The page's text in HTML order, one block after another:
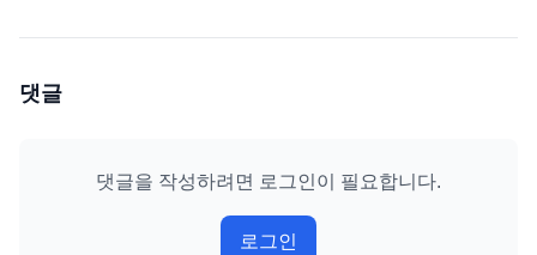
댓글
댓글을 작성하려면 로그인이 필요합니다.
로그인